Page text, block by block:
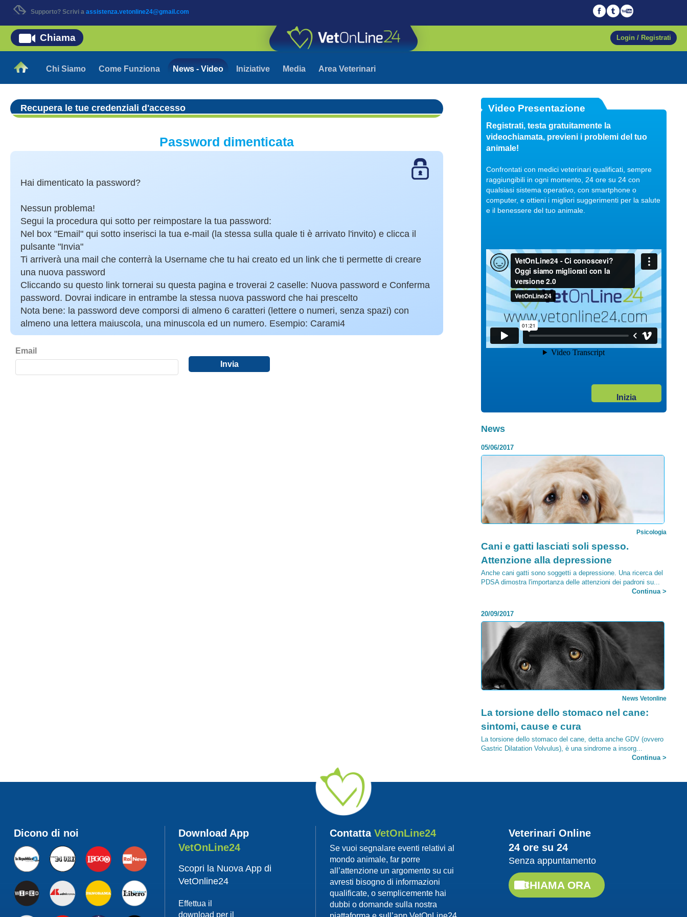
Supporto? Scrivi a assistenza.vetonline24@gmail.com
Chi Siamo Come Funziona News - Video Iniziative Media Area Veterinari
Login / Registrati
Chiama
Recupera le tue credenziali d'accesso
Password dimenticata
Hai dimenticato la password?
Nessun problema!
Segui la procedura qui sotto per reimpostare la tua password:
Nel box "Email" qui sotto inserisci la tua e-mail (la stessa sulla quale ti è arrivato l'invito) e clicca il
pulsante "Invia"
Ti arriverà una mail che conterrà la Username che tu hai creato ed un link che ti permette di creare
una nuova password
Cliccando su questo link tornerai su questa pagina e troverai 2 caselle: Nuova password e Conferma
password. Dovrai indicare in entrambe la stessa nuova password che hai prescelto
Nota bene: la password deve comporsi di almeno 6 caratteri (lettere o numeri, senza spazi) con
almeno una lettera maiuscola, una minuscola ed un numero. Esempio: Carami4
Email
Video Presentazione
Registrati, testa gratuitamente la
videochiamata, previeni i problemi del tuo
animale!
Confrontati con medici veterinari qualificati, sempre
raggiungibili in ogni momento, 24 ore su 24 con
qualsiasi sistema operativo, con smartphone o
computer, e ottieni i migliori suggerimenti per la salute
e il benessere del tuo animale.
Inizia
News
Categoria: News Vetonline
L’emangiosarcoma nel cane
17/03/2020
05/06/2017
Psicologia
Cani e gatti lasciati soli spesso.
Attenzione alla depressione
Anche cani gatti sono soggetti a depressione. Una ricerca del
PDSA dimostra l'importanza delle attenzioni dei padroni su...
Continua >
20/09/2017
News Vetonline
La torsione dello stomaco nel cane:
sintomi, cause e cura
La torsione dello stomaco del cane, detta anche GDV (ovvero
Gastric Dilatation Volvulus), è una sindrome a insorg...
Continua >
25/09/2017
Salute cani e gatti, impariamo a
distinguere gli organismi più dannosi
Dicono di noi
Download App
VetOnLine24
Scopri la Nuova App di
VetOnline24
Effettua il
download per il
ContattaVetOnLine24
Se vuoi segnalare eventi relativi al
mondo animale, far porre
all’attenzione un argomento su cui
avresti bisogno di informazioni
qualificate, o semplicemente hai
dubbi o domande sulla nostra
Veterinari Online
24 ore su 24
Senza appuntamento
CHIAMA ORA